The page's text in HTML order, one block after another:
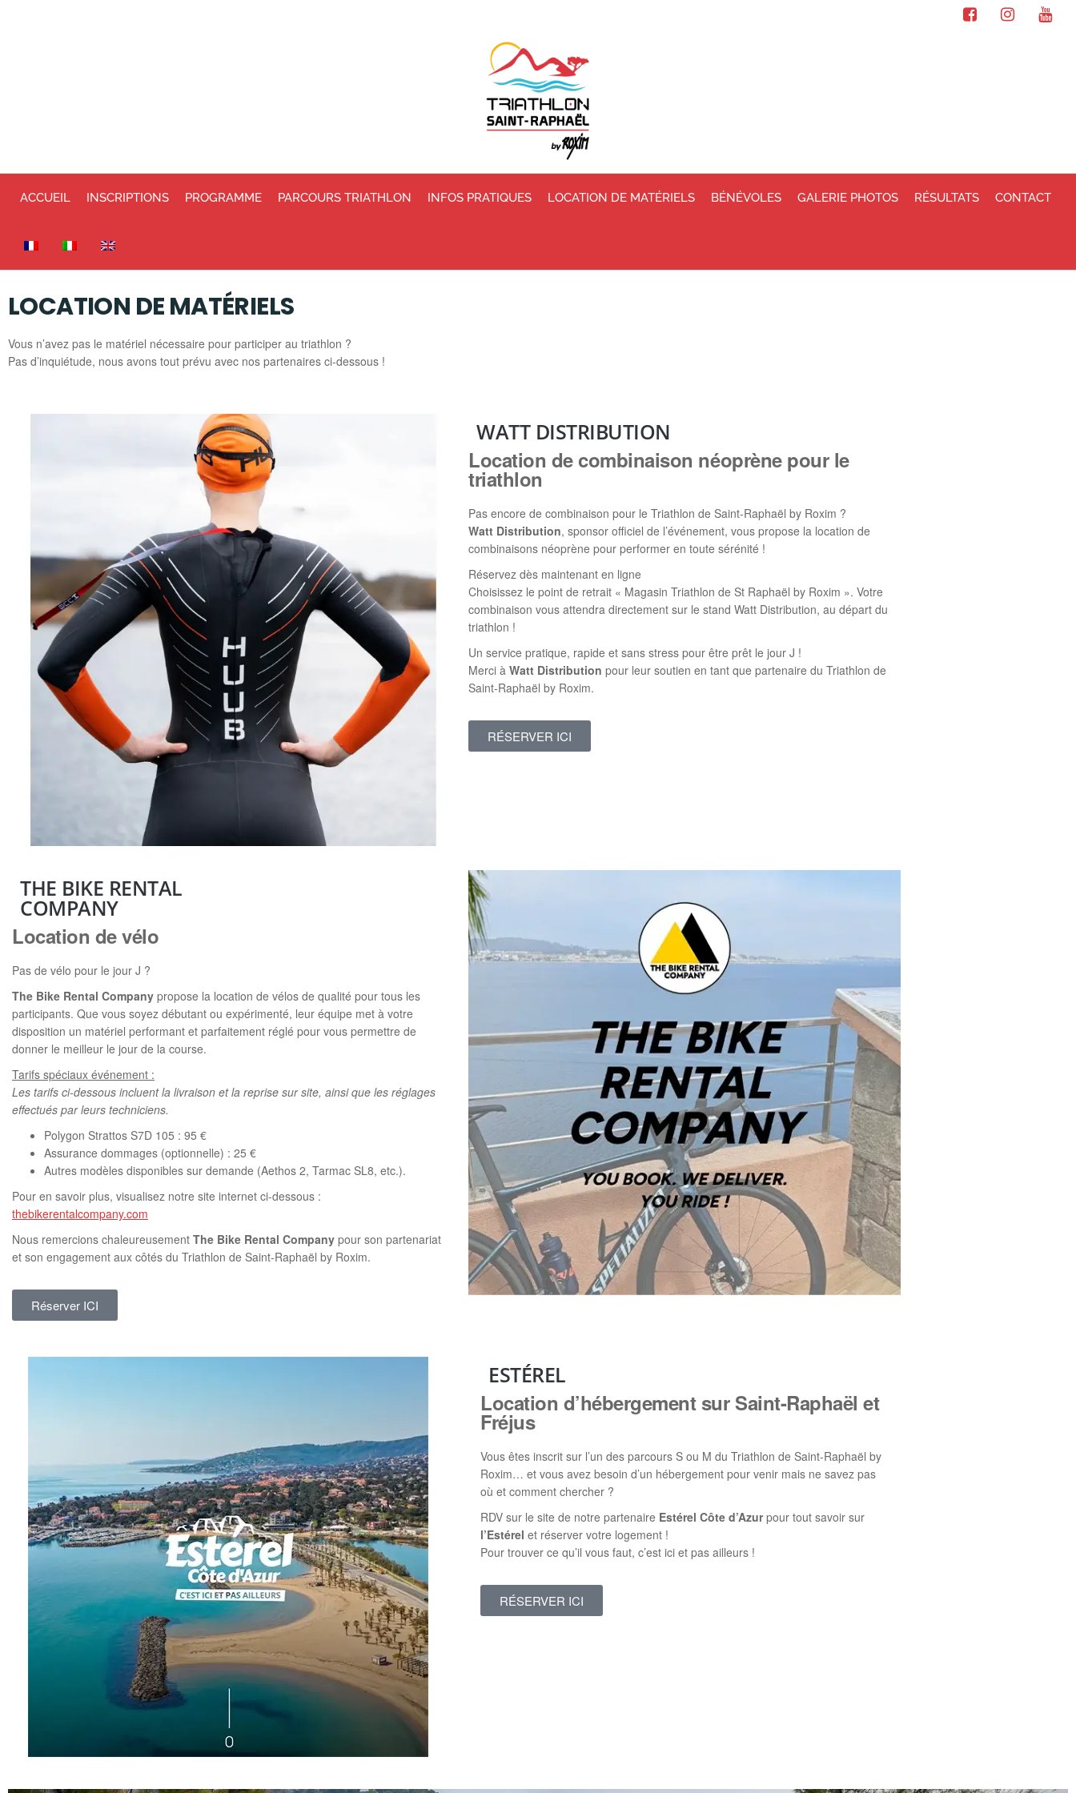
ACCUEIL INSCRIPTIONS PROGRAMME PARCOURS TRIATHLON INFOS PRATIQUES LOCATION DE MATÉRIELS BÉNÉVOLES GALERIE PHOTOS RÉSULTATS CONTACT
LOCATION DE MATÉRIELS
Vous n’avez pas le matériel nécessaire pour participer au triathlon ?
Pas d’inquiétude, nous avons tout prévu avec nos partenaires ci-dessous !
WATT DISTRIBUTION
Location de combinaison néoprène pour le
triathlon
Pas encore de combinaison pour le Triathlon de Saint-Raphaël by Roxim ?
Watt Distribution, sponsor officiel de l’événement, vous propose la location de
combinaisons néoprène pour performer en toute sérénité !
Réservez dès maintenant en ligne
Choisissez le point de retrait « Magasin Triathlon de St Raphaël by Roxim ». Votre
combinaison vous attendra directement sur le stand Watt Distribution, au départ du
triathlon !
Un service pratique, rapide et sans stress pour être prêt le jour J !
Merci à Watt Distribution pour leur soutien en tant que partenaire du Triathlon de
Saint-Raphaël by Roxim.
RÉSERVER ICI
THE BIKE RENTAL
COMPANY
Location de vélo
Pas de vélo pour le jour J ?
The Bike Rental Company propose la location de vélos de qualité pour tous les
participants. Que vous soyez débutant ou expérimenté, leur équipe met à votre
disposition un matériel performant et parfaitement réglé pour vous permettre de
donner le meilleur le jour de la course.
Tarifs spéciaux événement :
Les tarifs ci-dessous incluent la livraison et la reprise sur site, ainsi que les réglages
effectués par leurs techniciens.
Polygon Strattos S7D 105 : 95 €
Assurance dommages (optionnelle) : 25 €
Autres modèles disponibles sur demande (Aethos 2, Tarmac SL8, etc.).
Pour en savoir plus, visualisez notre site internet ci-dessous :
thebikerentalcompany.com
Nous remercions chaleureusement The Bike Rental Company pour son partenariat
et son engagement aux côtés du Triathlon de Saint-Raphaël by Roxim.
Réserver ICI
ESTÉREL
Location d’hébergement sur Saint-Raphaël et
Fréjus
Vous êtes inscrit sur l’un des parcours S ou M du Triathlon de Saint-Raphaël by
Roxim… et vous avez besoin d’un hébergement pour venir mais ne savez pas
où et comment chercher ?
RDV sur le site de notre partenaire Estérel Côte d’Azurpour tout savoir sur
l’Estérel et réserver votre logement !
Pour trouver ce qu’il vous faut, c’est ici et pas ailleurs !
RÉSERVER ICI